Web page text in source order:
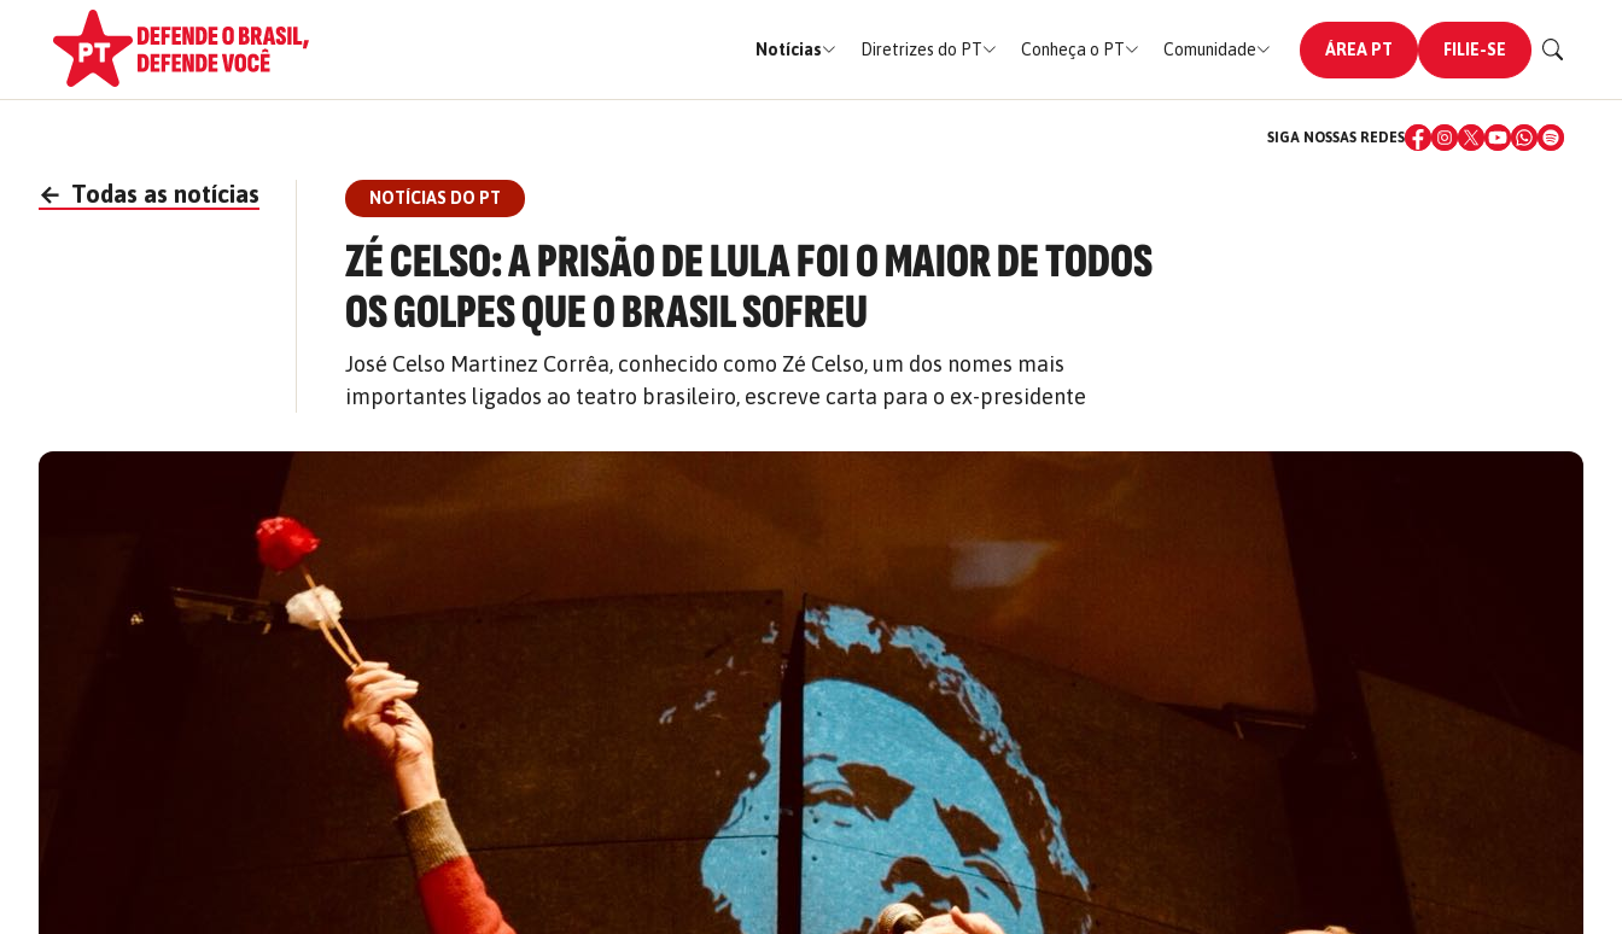
Notícias Diretrizes do PT Conheça o PT Comunidade ÁREA PT FILIE-SE
SIGA NOSSAS REDES
← Todas as notícias NOTÍCIAS DO PT
ZÉ CELSO: A PRISÃO DE LULA FOI O MAIOR DE TODOS
OS GOLPES QUE O BRASIL SOFREU
José Celso Martinez Corrêa, conhecido como Zé Celso, um dos nomes mais
importantes ligados ao teatro brasileiro, escreve carta para o ex-presidente